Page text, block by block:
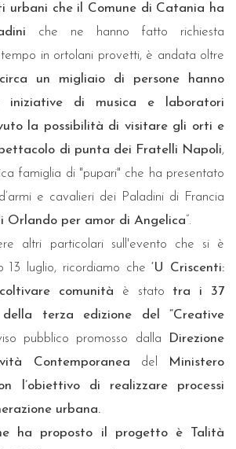
urbani che il Comune di Catania ha
che ne hanno fatto richiesta
in ortolani provetti, è andata oltre
circa un migliaio di persone hanno
iniziative di musica e laboratori
la possibilità di visitare gli orti e
di punta dei Fratelli Napoli,
famiglia di "pupari" che ha presentato
e cavalieri dei Paladini di Francia
Orlando per amor di Angelica”.
altri particolari sull'evento che si è
13 luglio, ricordiamo che‘U Criscenti:
comunità è stato tra i 37
terza edizione del “Creative
pubblico promosso dalla
Direzione
Contemporanea del
Ministero
l’obiettivo di realizzare processi
urbana.
ha proposto il progetto è Talità